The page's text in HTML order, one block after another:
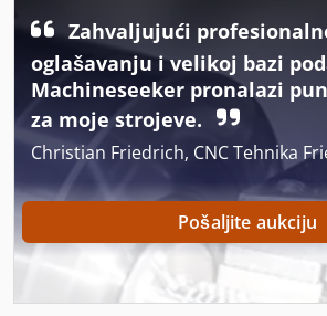
Oblikovanje Strojevi Za Miješanje
Obrada Tla Za
Od Valovitog Kartona
Okvir Za
Okvir Za Prikaz
Okvir Za Sliku
On 06 Utovarivačem
Zahvaljujući
oglašavanju i velikoj bazi
Machineseeker pronalazi
za moje strojeve.
Christian Friedrich, CNC Tehnika
Pošaljite aukciju